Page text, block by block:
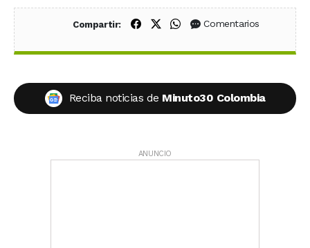
Compartir: Compartir en Facebook
Compartir en X (Twitter)
Compartir en WhatsApp
Comentarios
Reciba noticias de Minuto30 Colombia
ANUNCIO